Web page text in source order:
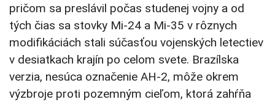
pričom sa preslávil počas studenej vojny a od
tých čias sa stovky Mi-24 a Mi-35 v rôznych
modifikáciách stali súčasťou vojenských letectiev
v desiatkach krajín po celom svete. Brazílska
verzia, nesúca označenie AH-2, môže okrem
výzbroje proti pozemným cieľom, ktorá zahŕňa